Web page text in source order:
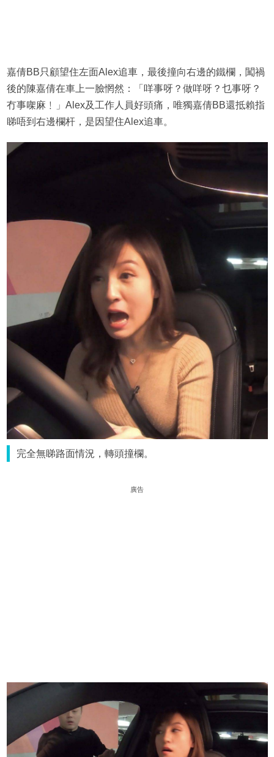
嘉倩BB只顧望住左面Alex追車，最後撞向右邊的鐵欄，闖禍
後的陳嘉倩在車上一臉惘然：「咩事呀？做咩呀？乜事呀？
冇事㗎麻﹗」Alex及工作人員好頭痛，唯獨嘉倩BB還抵賴指
睇唔到右邊欄杆，是因望住Alex追車。
完全無睇路面情況，轉頭撞欄。
廣告